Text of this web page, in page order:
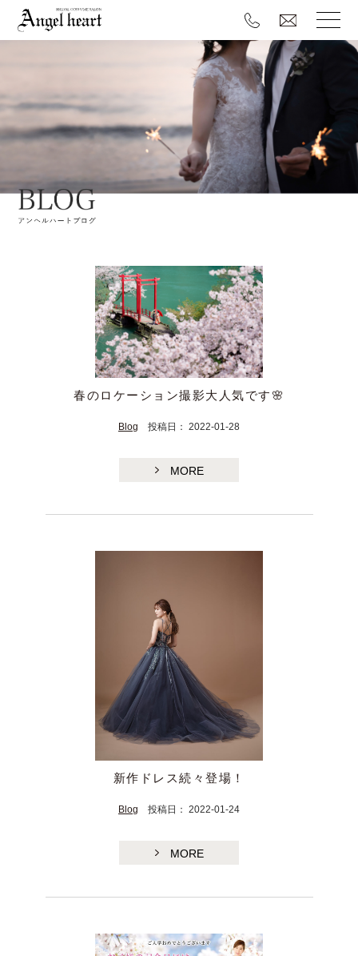
春のロケーション撮影大人気です🌸
Blog 投稿日： 2022-01-28
MORE
新作ドレス続々登場！
Blog 投稿日： 2022-01-24
MORE